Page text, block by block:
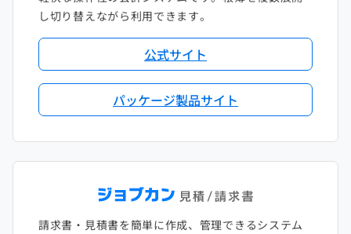
し切り替えながら利用できます。
公式サイト
パッケージ製品サイト
請求書・見積書を簡単に作成、管理できるシステム